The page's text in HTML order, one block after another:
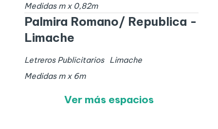
Medidas m x 0,82m
Palmira Romano/ Republica -
Limache
Letreros Publicitarios
Limache
Medidas m x 6m
Ver más espacios